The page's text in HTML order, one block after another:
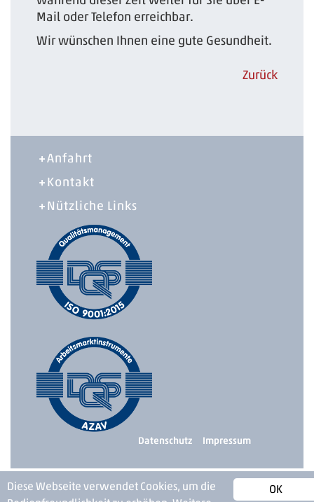
OK
Diese Webseite verwendet Cookies, um die
Mail oder Telefon erreichbar.
Wir wünschen Ihnen eine gute Gesundheit.
Zurück
Anfahrt
Kontakt
Nützliche Links
Impressum
Datenschutz